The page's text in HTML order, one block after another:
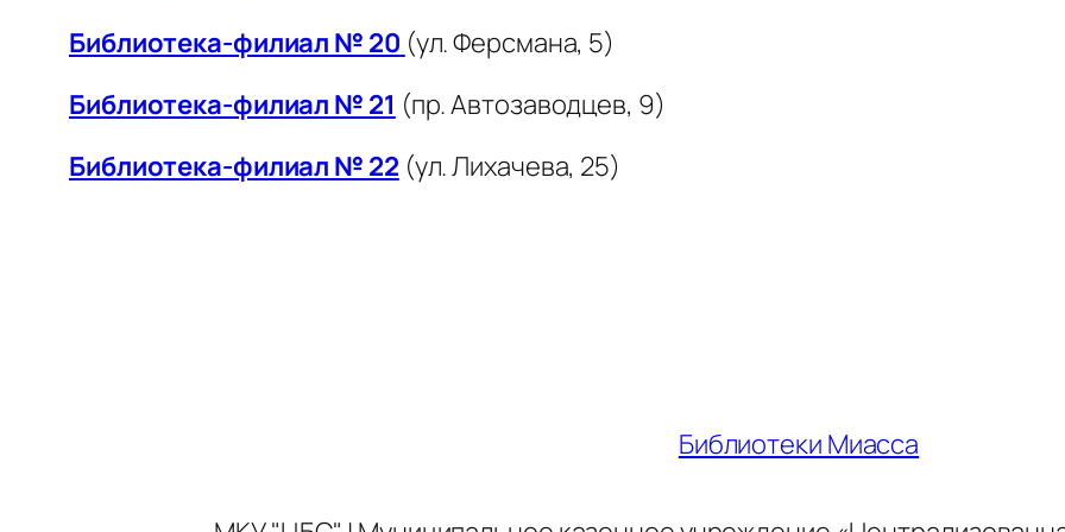
Библиотека-филиал № 20 (ул. Ферсмана, 5)
Библиотека-филиал № 21 (пр. Автозаводцев, 9)
Библиотека-филиал № 22 (ул. Лихачева, 25)
Библиотеки Миасса